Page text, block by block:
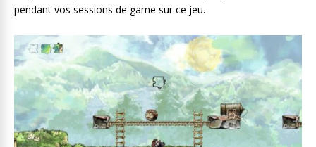
pendant vos sessions de game sur ce jeu.